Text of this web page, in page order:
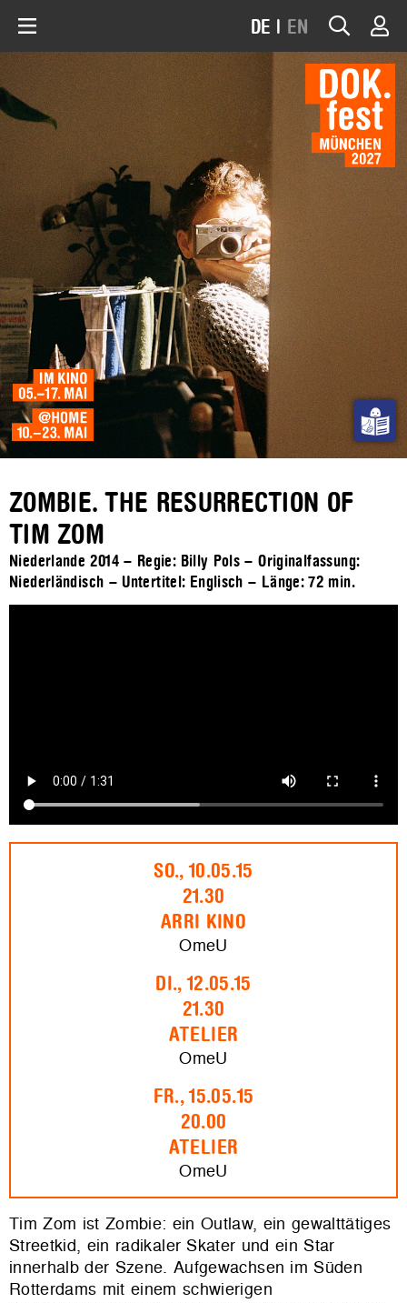
DE | EN
ZOMBIE. THE RESURRECTION OF
TIM ZOM
Niederlande 2014 – Regie: Billy Pols – Originalfassung:
Niederländisch – Untertitel: Englisch – Länge:72 min.
SO., 10.05.15
21.30
ARRI KINO
OmeU
DI., 12.05.15
21.30
ATELIER
OmeU
FR., 15.05.15
20.00
ATELIER
OmeU
Tim Zom ist Zombie: ein Outlaw, ein gewalttätiges
Streetkid, ein radikaler Skater und ein Star
innerhalb der Szene. Aufgewachsen im Süden
Rotterdams mit einem schwierigen